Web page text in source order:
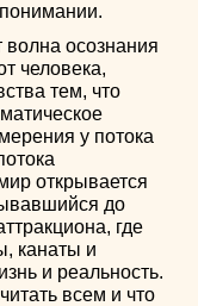
волна осознания
человека,
тем, что
у потока
открывается
до
где
канаты и
и реальность.
всем и что